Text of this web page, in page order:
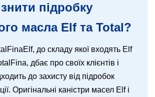
підробку
масла Elf та Total?
до складу якої входять Elf
дбає про своїх клієнтів і
до захисту від підробок
Оригінальні каністри масел Elf і